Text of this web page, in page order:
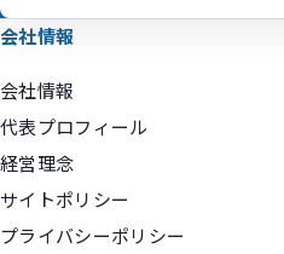
会社情報
会社情報
代表プロフィール
経営理念
サイトポリシー
プライバシーポリシー